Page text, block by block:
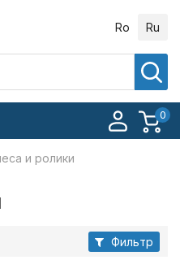
Ro Ru
0
и ролики
Фильтр